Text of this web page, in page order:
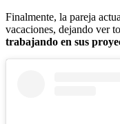
Finalmente, la pareja
vacaciones, dejando ver
trabajando en sus